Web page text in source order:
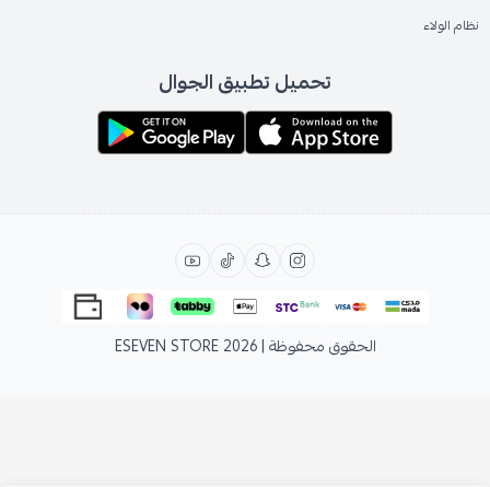
نظام الولاء
تحميل تطبيق الجوال
الحقوق محفوظة | 2026 ESEVEN STORE